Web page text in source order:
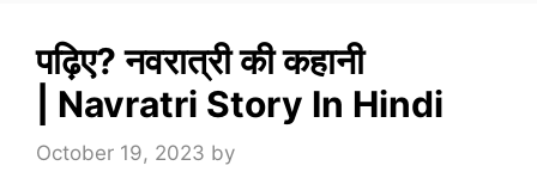
पढ़िए? नवरात्री की कहानी
| Navratri Story In Hindi
October 19, 2023 by